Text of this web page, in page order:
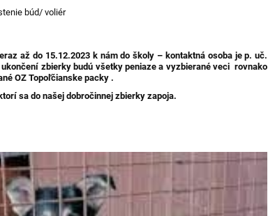
búd/ voliér
až do 15.12.2023 k nám do školy – kontaktná osoba je p. uč.
ukončení zbierky budú všetky peniaze a vyzbierané veci rovnako
OZ Topoľčianske packy .
sa do našej dobročinnej zbierky zapoja.